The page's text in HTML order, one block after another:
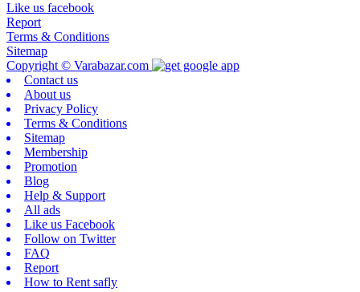
Like us facebook
Report
Terms & Conditions
Sitemap
Copyright © Varabazar.com
Contact us
About us
Privacy Policy
Terms & Conditions
Sitemap
Membership
Promotion
Blog
Help & Support
All ads
Like us Facebook
Follow on Twitter
FAQ
Report
How to Rent safly